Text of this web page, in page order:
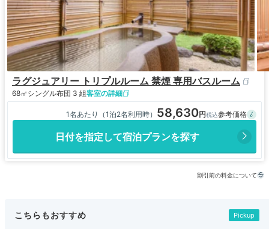
ラグジュアリー トリプルルーム 禁煙 専用バスルーム
68㎡ シングル布団 3 組客室の詳細
1名あたり（1泊2名利用時） 58,630
日付を指定して宿泊プランを探す
割引前の料金について
こちらもおすすめ Pickup